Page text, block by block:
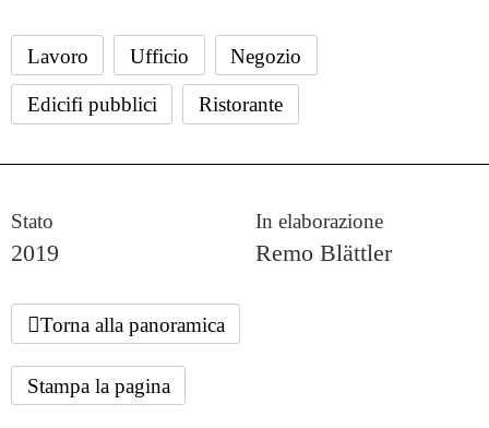
Lavoro Ufficio Negozio
Edicifi pubblici Ristorante
Stato
2019
In elaborazione
Remo Blättler
Torna alla panoramica
Stampa la pagina